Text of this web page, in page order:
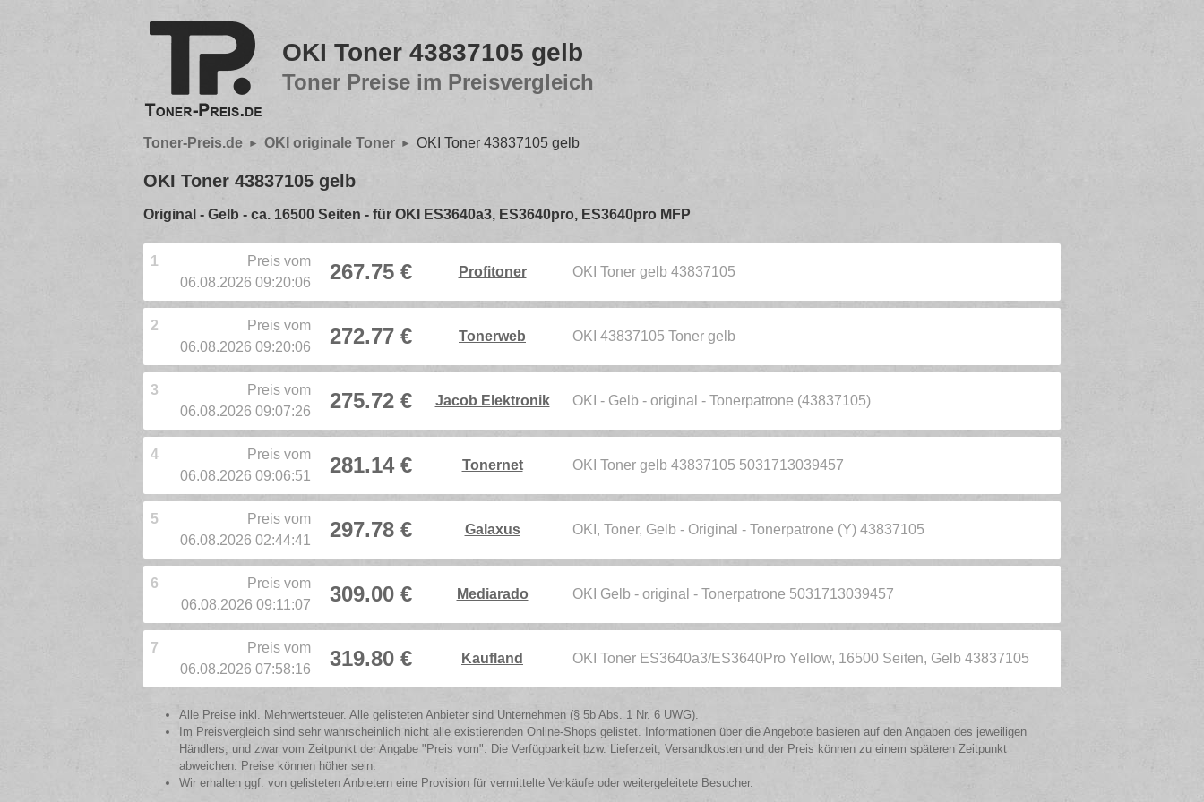
OKI Toner 43837105 gelb
Toner Preise im Preisvergleich
Toner-Preis.de OKI originale Toner OKI Toner 43837105 gelb
OKI Toner 43837105 gelb
Original - Gelb - ca. 16500 Seiten - für OKI ES3640a3, ES3640pro, ES3640pro MFP
1
Preis vom
06.08.2026 09:20:06
267.75 € Profitoner OKI Toner gelb 43837105
2
Preis vom
06.08.2026 09:20:06
272.77 € Tonerweb OKI 43837105 Toner gelb
3
Preis vom
06.08.2026 09:07:26
275.72 € Jacob Elektronik OKI - Gelb - original - Tonerpatrone (43837105)
4
Preis vom
06.08.2026 09:06:51
281.14 € Tonernet OKI Toner gelb 43837105 5031713039457
5
Preis vom
06.08.2026 02:44:41
297.78 € Galaxus OKI, Toner, Gelb - Original - Tonerpatrone (Y) 43837105
6
Preis vom
06.08.2026 09:11:07
309.00 € Mediarado OKI Gelb - original - Tonerpatrone 5031713039457
7
Preis vom
06.08.2026 07:58:16
319.80 € Kaufland OKI Toner ES3640a3/ES3640Pro Yellow, 16500 Seiten, Gelb 43837105
Alle Preise inkl. Mehrwertsteuer. Alle gelisteten Anbieter sind Unternehmen (§ 5b Abs. 1 Nr. 6 UWG).
Im Preisvergleich sind sehr wahrscheinlich nicht alle existierenden Online-Shops gelistet. Informationen über die Angebote basieren auf den Angaben des jeweiligen
Händlers, und zwar vom Zeitpunkt der Angabe "Preis vom". Die Verfügbarkeit bzw. Lieferzeit, Versandkosten und der Preis können zu einem späteren Zeitpunkt
abweichen. Preise können höher sein.
Wir erhalten ggf. von gelisteten Anbietern eine Provision für vermittelte Verkäufe oder weitergeleitete Besucher.